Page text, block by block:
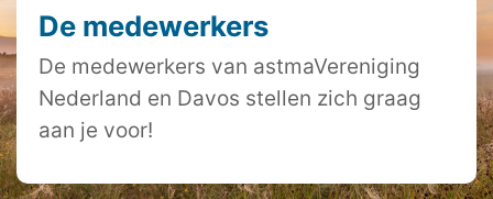
De medewerkers
De medewerkers van astmaVereniging
Nederland en Davos stellen zich graag
aan je voor!